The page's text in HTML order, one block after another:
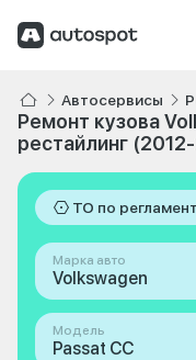
Автосервисы
Ремонт кузова
рестайлинг
ТО по
Марка авто
Volkswagen
Модель
Passat CC